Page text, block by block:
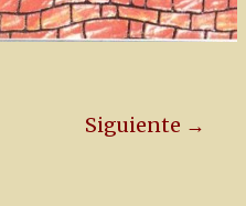
Siguiente →